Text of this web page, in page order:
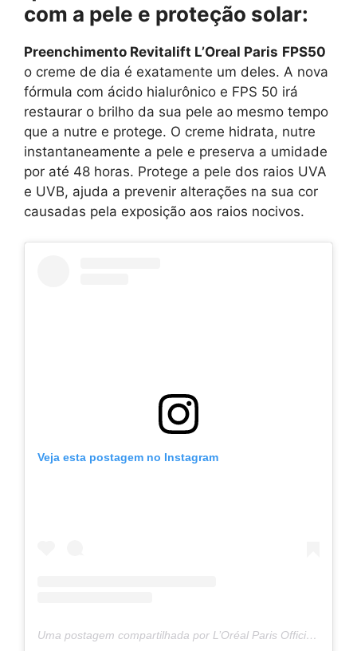
com a pele e proteção solar:
Preenchimento Revitalift L’Oreal Paris FPS50
o creme de dia é exatamente um deles. A nova
fórmula com ácido hialurônico e FPS 50 irá
restaurar o brilho da sua pele ao mesmo tempo
que a nutre e protege. O creme hidrata, nutre
instantaneamente a pele e preserva a umidade
por até 48 horas. Protege a pele dos raios UVA
e UVB, ajuda a prevenir alterações na sua cor
causadas pela exposição aos raios nocivos.
Veja esta postagem no Instagram
Uma postagem compartilhada por L’Oréal Paris Official (@lorealparis)